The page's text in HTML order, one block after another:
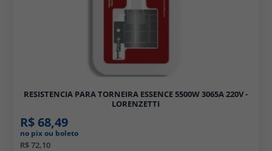
RESISTENCIA PARA TORNEIRA ESSENCE 5500W 3065A 220V -
LORENZETTI
R$ 68,49
no pix ou boleto
R$ 72,10